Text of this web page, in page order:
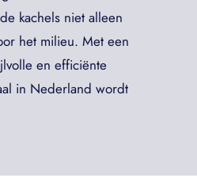
kachels niet alleen
het milieu. Met een
en efficiënte
in Nederland wordt